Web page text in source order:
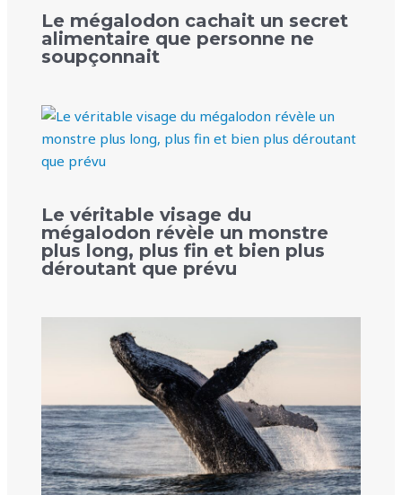
Le mégalodon cachait un secret
alimentaire que personne ne
soupçonnait
Le véritable visage du
mégalodon révèle un monstre
plus long, plus fin et bien plus
déroutant que prévu